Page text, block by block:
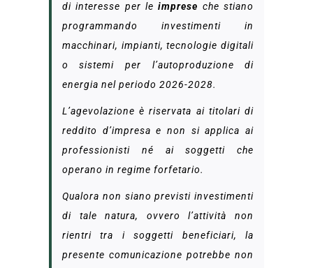
di interesse per leimprese che stiano
programmando investimenti in
macchinari, impianti, tecnologie digitali
o sistemi per l’autoproduzione di
energia nel periodo 2026-2028.
L’agevolazione è riservata ai titolari di
reddito d’impresa e non si applica ai
professionisti né ai soggetti che
operano in regime forfetario.
Qualora non siano previsti investimenti
di tale natura, ovvero l’attività non
rientri tra i soggetti beneficiari, la
presente comunicazione potrebbe non